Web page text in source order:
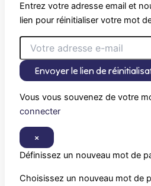
Entrez votre adresse email et
lien pour réinitialiser votre mot
Envoyer le lien de
Vous vous souvenez de votre
connecter
×
Définissez un nouveau mot de
Choisissez un nouveau mot de